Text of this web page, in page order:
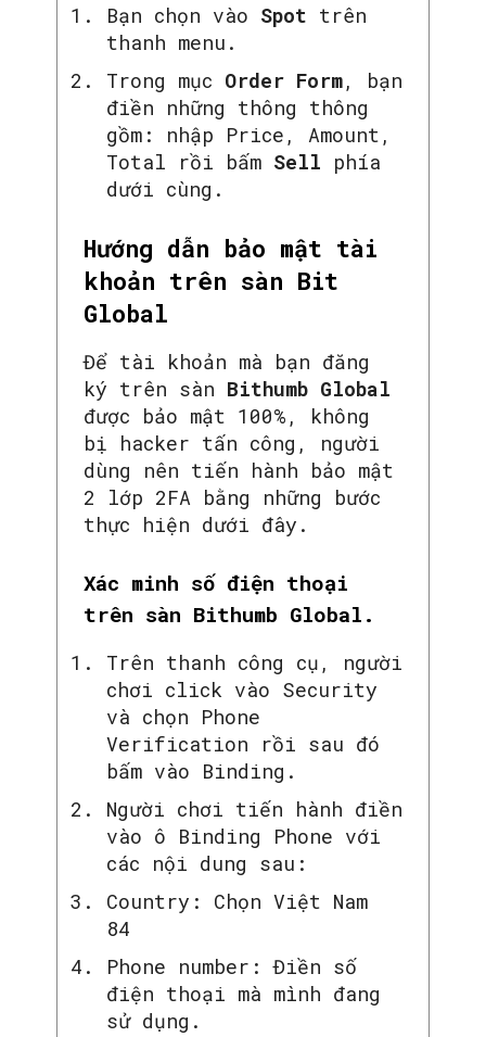
Bạn chọn vào Spot trên
thanh menu.
Trong mục Order Form, bạn
điền những thông thông
gồm: nhập Price, Amount,
Total rồi bấm Sell phía
dưới cùng.
Hướng dẫn bảo mật tài
khoản trên sàn Bit
Global
Để tài khoản mà bạn đăng
ký trên sàn Bithumb Global
được bảo mật 100%, không
bị hacker tấn công, người
dùng nên tiến hành bảo mật
2 lớp 2FA bằng những bước
thực hiện dưới đây.
Xác minh số điện thoại
trên sàn Bithumb Global.
Trên thanh công cụ, người
chơi click vào Security
và chọn Phone
Verification rồi sau đó
bấm vào Binding.
Người chơi tiến hành điền
vào ô Binding Phone với
các nội dung sau:
Country: Chọn Việt Nam
84
Phone number: Điền số
điện thoại mà mình đang
sử dụng.